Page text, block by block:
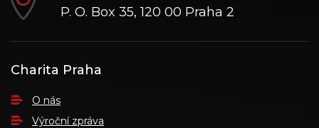
P. O. Box 35, 120 00 Praha 2
Charita Praha
O nás
Výroční zpráva